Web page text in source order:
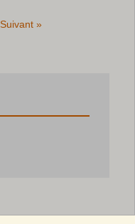
Suivant »